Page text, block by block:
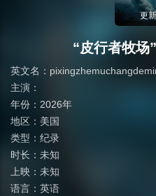
更
“皮行者牧场
英文名：
主演：
年份： 2026年
地区： 美国
类型： 纪录
时长： 未知
上映： 未知
语言： 英语